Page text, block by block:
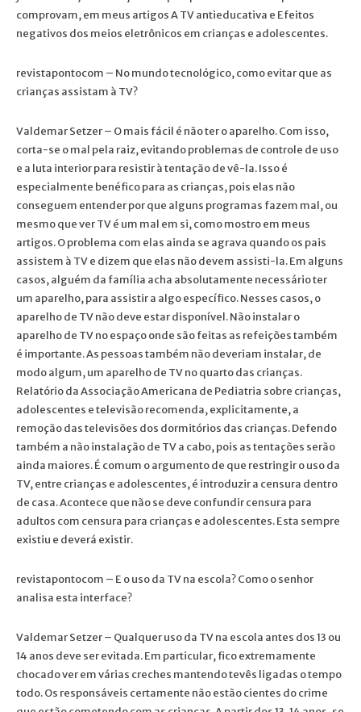
comprovam, em meus artigos A TV antieducativa e Efeitos
negativos dos meios eletrônicos em crianças e adolescentes.
revistapontocom – No mundo tecnológico, como evitar que as
crianças assistam à TV?
Valdemar Setzer – O mais fácil é não ter o aparelho. Com isso,
corta-se o mal pela raiz, evitando problemas de controle de uso
e a luta interior para resistir à tentação de vê-la. Isso é
especialmente benéfico para as crianças, pois elas não
conseguem entender por que alguns programas fazem mal, ou
mesmo que ver TV é um mal em si, como mostro em meus
artigos. O problema com elas ainda se agrava quando os pais
assistem à TV e dizem que elas não devem assisti-la. Em alguns
casos, alguém da família acha absolutamente necessário ter
um aparelho, para assistir a algo específico. Nesses casos, o
aparelho de TV não deve estar disponível. Não instalar o
aparelho de TV no espaço onde são feitas as refeições também
é importante. As pessoas também não deveriam instalar, de
modo algum, um aparelho de TV no quarto das crianças.
Relatório da Associação Americana de Pediatria sobre crianças,
adolescentes e televisão recomenda, explicitamente, a
remoção das televisões dos dormitórios das crianças. Defendo
também a não instalação de TV a cabo, pois as tentações serão
ainda maiores. É comum o argumento de que restringir o uso da
TV, entre crianças e adolescentes, é introduzir a censura dentro
de casa. Acontece que não se deve confundir censura para
adultos com censura para crianças e adolescentes. Esta sempre
existiu e deverá existir.
revistapontocom – E o uso da TV na escola? Como o senhor
analisa esta interface?
Valdemar Setzer – Qualquer uso da TV na escola antes dos 13 ou
14 anos deve ser evitada. Em particular, fico extremamente
chocado ver em várias creches mantendo tevês ligadas o tempo
todo. Os responsáveis certamente não estão cientes do crime